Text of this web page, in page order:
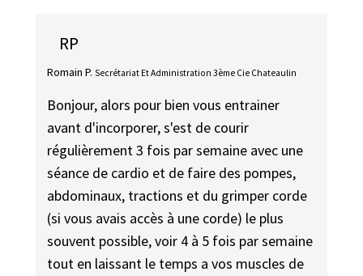
RP
Romain P. Secrétariat Et Administration 3ème Cie Chateaulin
Bonjour, alors pour bien vous entrainer
avant d'incorporer, s'est de courir
régulièrement 3 fois par semaine avec une
séance de cardio et de faire des pompes,
abdominaux, tractions et du grimper corde
(si vous avais accès à une corde) le plus
souvent possible, voir 4 à 5 fois par semaine
tout en laissant le temps a vos muscles de